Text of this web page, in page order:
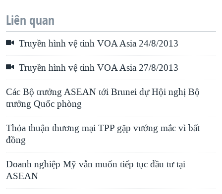
Liên quan
Truyền hình vệ tinh VOA Asia 24/8/2013
Truyền hình vệ tinh VOA Asia 27/8/2013
Các Bộ trưởng ASEAN tới Brunei dự Hội nghị Bộ
trưởng Quốc phòng
Thỏa thuận thương mại TPP gặp vướng mắc vì bất
đồng
Doanh nghiệp Mỹ vẫn muốn tiếp tục đầu tư tại
ASEAN